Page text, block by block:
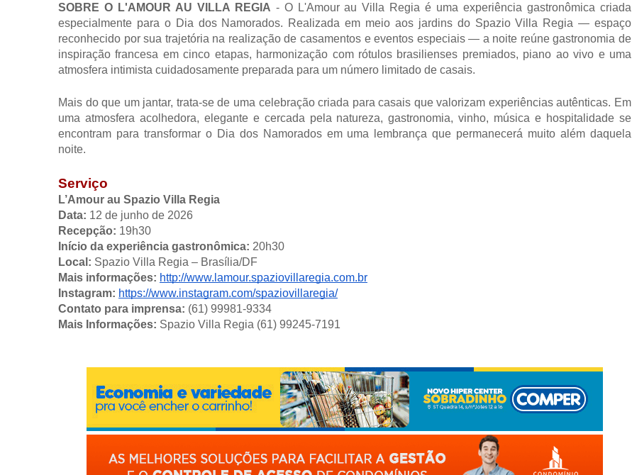
SOBRE O L'AMOUR AU VILLA REGIA - O L'Amour au Villa Regia é uma experiência gastronômica criada
especialmente para o Dia dos Namorados. Realizada em meio aos jardins do Spazio Villa Regia — espaço
reconhecido por sua trajetória na realização de casamentos e eventos especiais — a noite reúne gastronomia de
inspiração francesa em cinco etapas, harmonização com rótulos brasilienses premiados, piano ao vivo e uma
atmosfera intimista cuidadosamente preparada para um número limitado de casais.
Mais do que um jantar, trata-se de uma celebração criada para casais que valorizam experiências autênticas. Em
uma atmosfera acolhedora, elegante e cercada pela natureza, gastronomia, vinho, música e hospitalidade se
encontram para transformar o Dia dos Namorados em uma lembrança que permanecerá muito além daquela
noite.
Serviço
L’Amour au Spazio Villa Regia
Data: 12 de junho de 2026
Recepção: 19h30
Início da experiência gastronômica: 20h30
Local: Spazio Villa Regia – Brasília/DF
Mais informações: http://www.lamour.spaziovillaregia.com.br
Instagram: https://www.instagram.com/spaziovillaregia/
Contato para imprensa: (61) 99981-9334
Mais Informações: Spazio Villa Regia (61) 99245-7191